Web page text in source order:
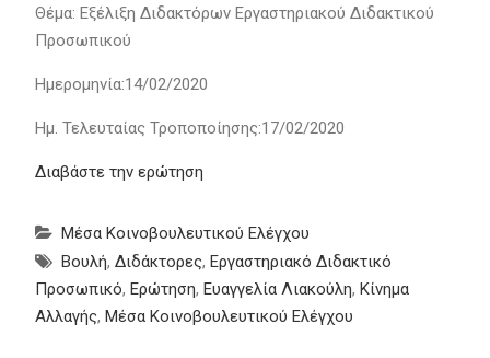
Θέμα: Εξέλιξη Διδακτόρων Εργαστηριακού Διδακτικού
Προσωπικού
Ημερομηνία:14/02/2020
Ημ. Τελευταίας Τροποποίησης:17/02/2020
Διαβάστε την ερώτηση
Μέσα Κοινοβουλευτικού Ελέγχου
Βουλή, Διδάκτορες, Εργαστηριακό Διδακτικό
Προσωπικό, Ερώτηση, Ευαγγελία Λιακούλη, Κίνημα
Αλλαγής, Μέσα Κοινοβουλευτικού Ελέγχου